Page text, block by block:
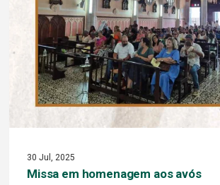
30 Jul, 2025
Missa em homenagem aos avós